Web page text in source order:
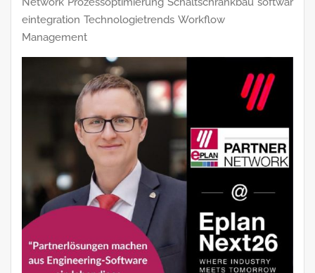
eintegration Technologietrends Workflow
Management